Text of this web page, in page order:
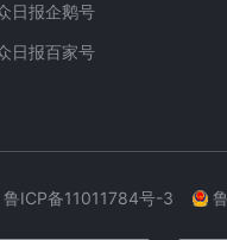
日报企鹅号
日报百家号
鲁ICP备11011784号-3